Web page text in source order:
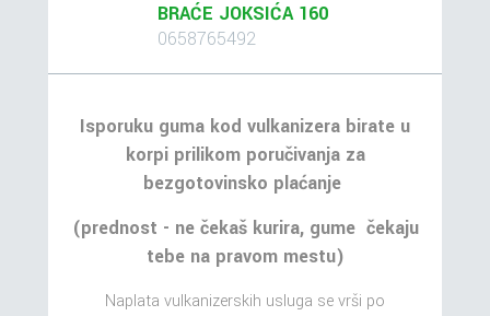
BRAĆE JOKSIĆA 160
0658765492
Isporuku guma kod vulkanizera birate u
korpi prilikom poručivanja za
bezgotovinsko plaćanje
(prednost - ne čekaš kurira, gume čekaju
tebe na pravom mestu)
Naplata vulkanizerskih usluga se vrši po